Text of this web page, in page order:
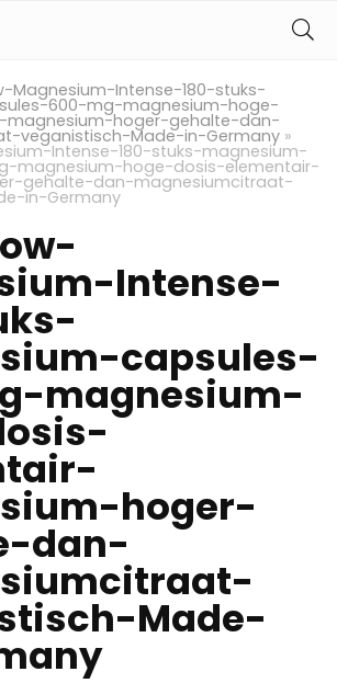
Magnesium-Intense-180-stuks-
600-mg-magnesium-hoge-
magnesium-hoger-gehalte-dan-
veganistisch-Made-in-Germany »
Intense-180-stuks-magnesium-
magnesium-hoge-dosis-elementair-
gehalte-dan-magnesiumcitraat-
in-Germany
Intense-
capsules-
magnesium-
hoger-
dan-
Made-